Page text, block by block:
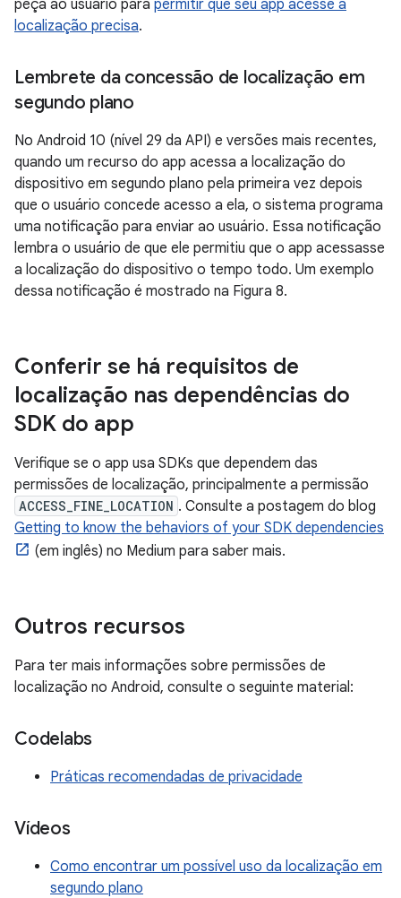
peça ao usuário para permitir que seu app acesse a
localização precisa.
Lembrete da concessão de localização em
segundo plano
No Android 10 (nível 29 da API) e versões mais recentes,
quando um recurso do app acessa a localização do
dispositivo em segundo plano pela primeira vez depois
que o usuário concede acesso a ela, o sistema programa
uma notificação para enviar ao usuário. Essa notificação
lembra o usuário de que ele permitiu que o app acessasse
a localização do dispositivo o tempo todo. Um exemplo
dessa notificação é mostrado na Figura 8.
Conferir se há requisitos de
localização nas dependências do
SDK do app
Verifique se o app usa SDKs que dependem das
permissões de localização, principalmente a permissão
ACCESS_FINE_LOCATION . Consulte a postagem do blog
Getting to know the behaviors of your SDK dependencies
(em inglês) no Medium para saber mais.
Outros recursos
Para ter mais informações sobre permissões de
localização no Android, consulte o seguinte material:
Codelabs
Práticas recomendadas de privacidade
Vídeos
Como encontrar um possível uso da localização em
segundo plano